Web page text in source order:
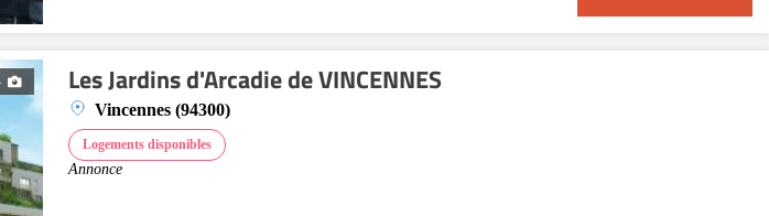
Les Jardins d'Arcadie de VINCENNES
Vincennes (94300)
Logements disponibles
Annonce